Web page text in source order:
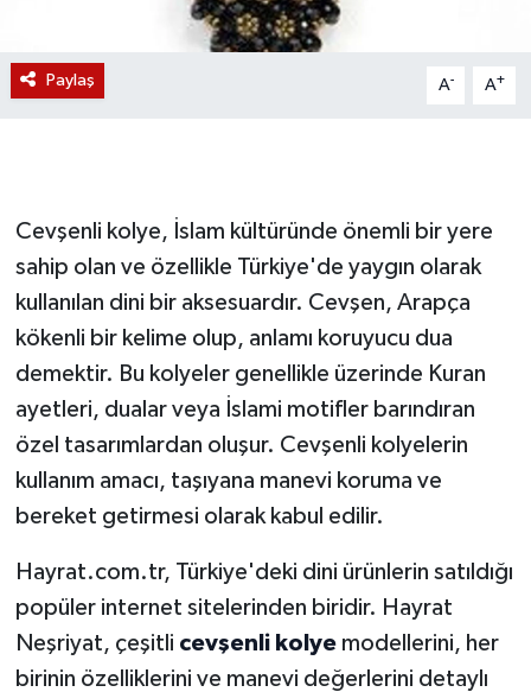
Paylaş A- A+
Cevşenli kolye, İslam kültüründe önemli bir yere
sahip olan ve özellikle Türkiye'de yaygın olarak
kullanılan dini bir aksesuardır. Cevşen, Arapça
kökenli bir kelime olup, anlamı koruyucu dua
demektir. Bu kolyeler genellikle üzerinde Kuran
ayetleri, dualar veya İslami motifler barındıran
özel tasarımlardan oluşur. Cevşenli kolyelerin
kullanım amacı, taşıyana manevi koruma ve
bereket getirmesi olarak kabul edilir.
Hayrat.com.tr, Türkiye'deki dini ürünlerin satıldığı
popüler internet sitelerinden biridir. Hayrat
Neşriyat, çeşitli cevşenli kolyemodellerini, her
birinin özelliklerini ve manevi değerlerini detaylı